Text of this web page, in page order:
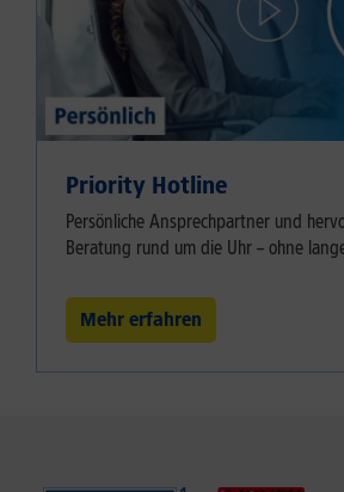
Priority Hotline
Persönliche Ansprechpartner und
Beratung rund um die Uhr – ohne
Mehr erfahren